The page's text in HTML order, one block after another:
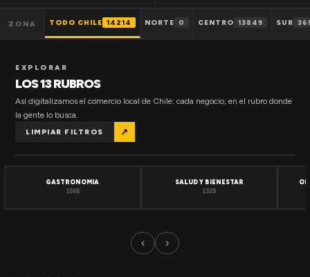
ZONA TODO CHILE 14214 NORTE 0 CENTRO 13849 SUR
EXPLORAR
LOS 13 RUBROS
Así digitalizamos el comercio local de Chile: cada negocio, en el rubro donde
la gente lo busca.
LIMPIAR FILTROS ↗
GASTRONOMIA
1508
SALUD Y BIENESTAR
1320
‹ ›